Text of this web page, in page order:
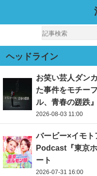
ヘッドライン
お笑い芸人ダン
た事件をモチー
ル、青春の蹉跌
2026-08-03 11:00
バービー×イモト
Podcast『東京
ート
2026-07-31 16:00